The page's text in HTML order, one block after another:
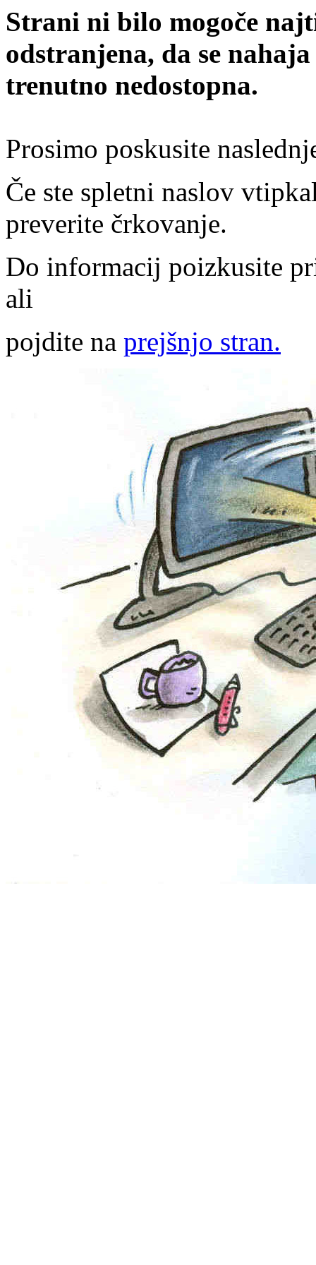
Strani ni bilo mogoče
odstranjena, da se
trenutno nedostopna.
Prosimo poskusite
Če ste spletni naslov
preverite črkovanje.
Do informacij poizkusite
ali
pojdite na prejšnjo stran.